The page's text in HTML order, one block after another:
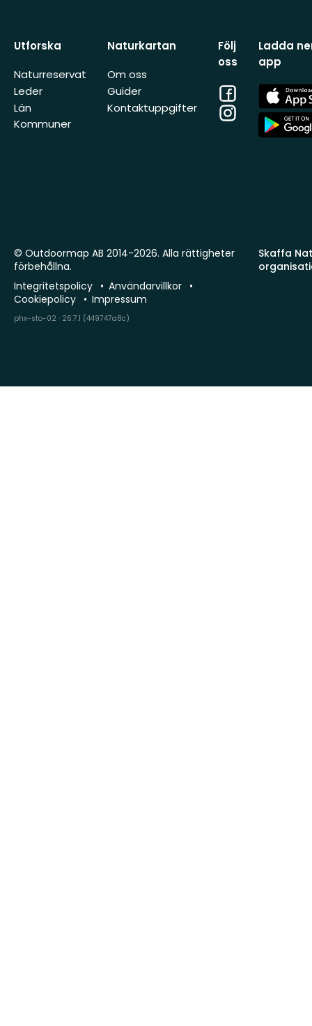
Utforska
Naturreservat
Leder
Län
Kommuner
Naturkartan
Om oss
Guider
Kontaktuppgifter
Följ
oss
Facebook
Instagram
Ladda
app
App
Store
App
Store
Skaffa
© Outdoormap AB 2014-2026. Alla rättigheter
förbehållna.
Integritetspolicy
Användarvillkor
Cookiepolicy
Impressum
phx-sto-02 · 26.7.1 (449747a8c)